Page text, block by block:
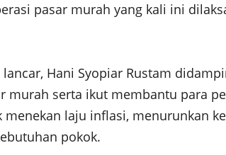
pasar murah yang kali ini
Hani Syopiar Rustam
serta ikut membantu para
laju inflasi, menurunkan
pokok.